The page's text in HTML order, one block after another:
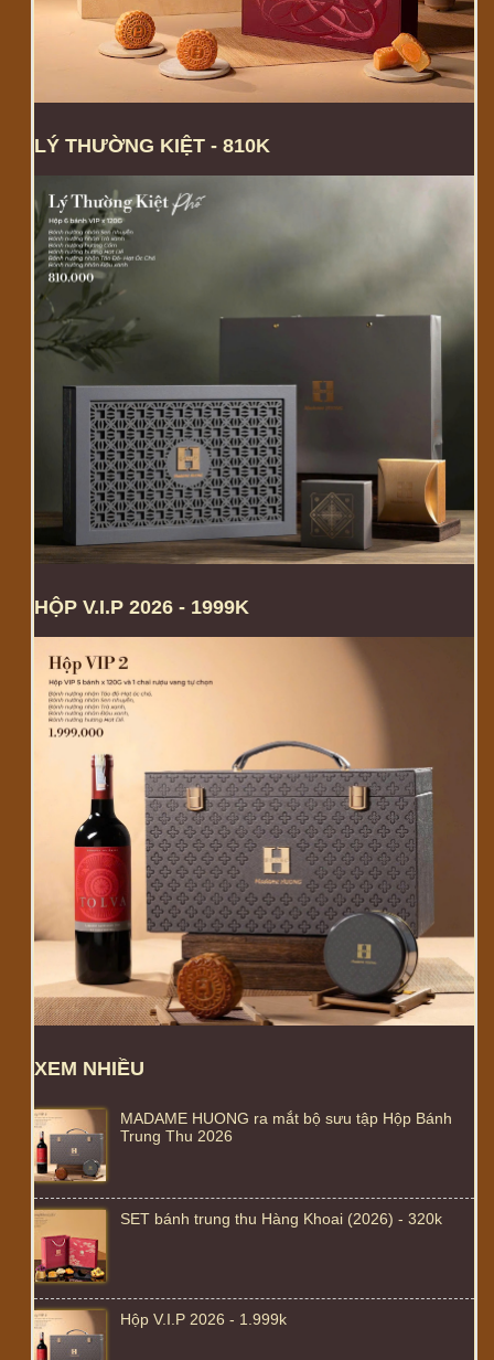
LÝ THƯỜNG KIỆT - 810K
HỘP V.I.P 2026 - 1999K
XEM NHIỀU
MADAME HUONG ra mắt bộ sưu tập Hộp Bánh
Trung Thu 2026
SET bánh trung thu Hàng Khoai (2026) - 320k
Hộp V.I.P 2026 - 1.999k